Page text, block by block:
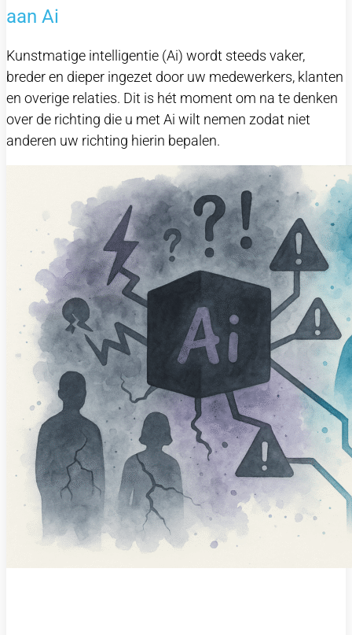
aan Ai
Kunstmatige intelligentie (Ai) wordt steeds vaker,
breder en dieper ingezet door uw medewerkers, klanten
en overige relaties. Dit is hét moment om na te denken
over de richting die u met Ai wilt nemen zodat niet
anderen uw richting hierin bepalen.